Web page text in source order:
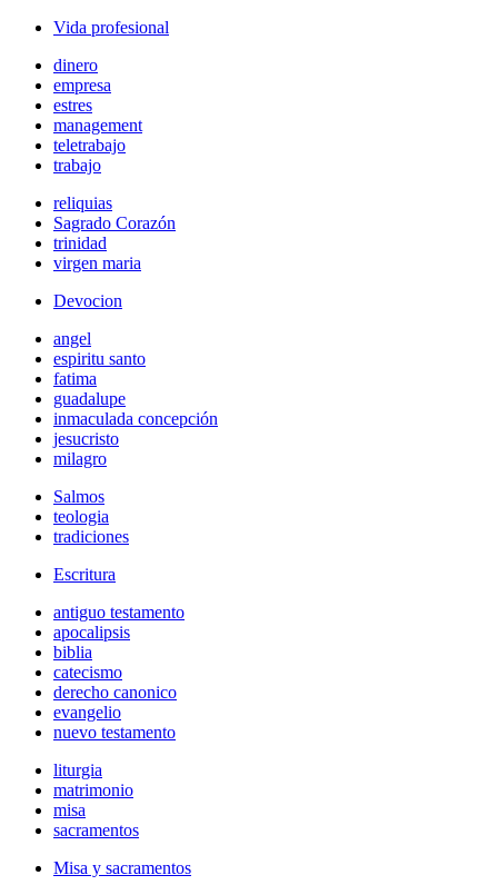
Vida profesional
dinero
empresa
estres
management
teletrabajo
trabajo
reliquias
Sagrado Corazón
trinidad
virgen maria
Devocion
angel
espiritu santo
fatima
guadalupe
inmaculada concepción
jesucristo
milagro
Salmos
teologia
tradiciones
Escritura
antiguo testamento
apocalipsis
biblia
catecismo
derecho canonico
evangelio
nuevo testamento
liturgia
matrimonio
misa
sacramentos
Misa y sacramentos